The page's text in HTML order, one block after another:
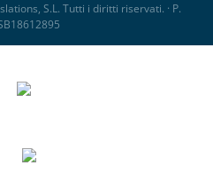
S.L. Tutti i diritti riservati. · P.